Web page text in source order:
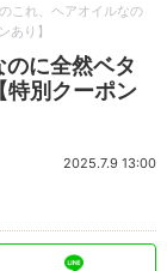
これ、ヘアオイルなの
あり】
に全然ベタ
特別クーポン
2025.7.9 13:00